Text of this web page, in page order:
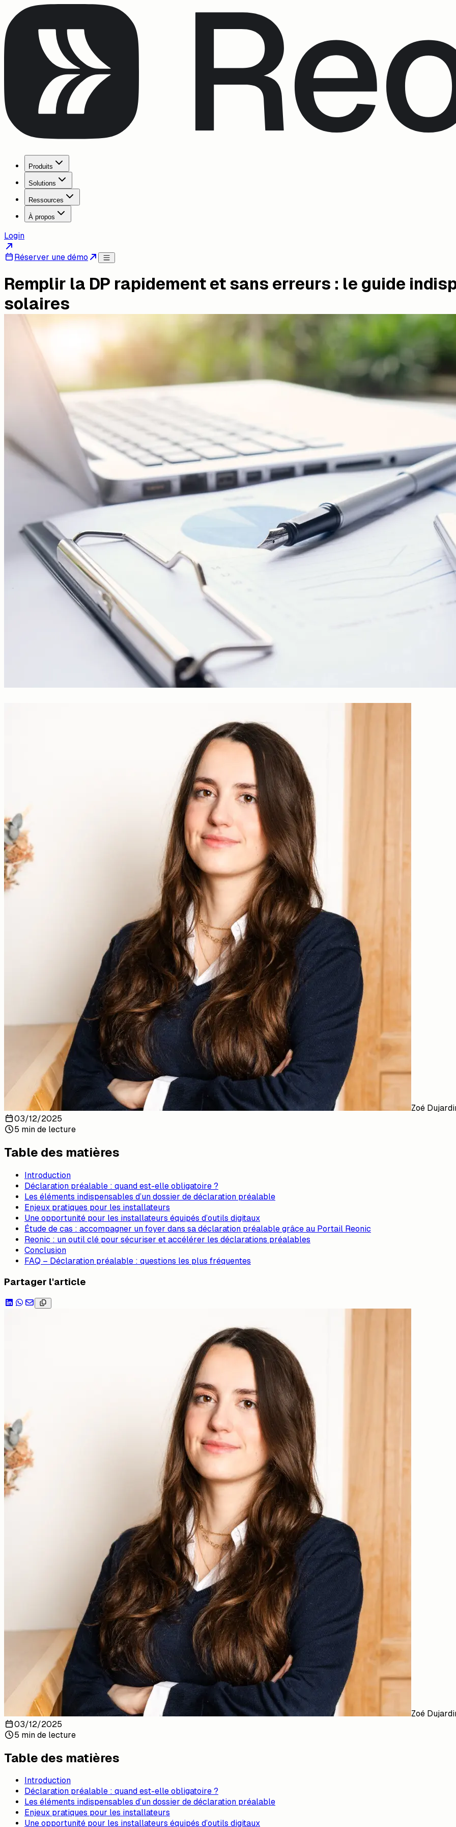
Produits
Solutions
Ressources
À propos
Login
Réserver une démo
Remplir la DP rapidement et sans erreurs : le guide
solaires
Zoé
03/12/2025
5 min de lecture
Table des matières
Introduction
Déclaration préalable : quand est-elle obligatoire ?
Les éléments indispensables d’un dossier de déclaration préalable
Enjeux pratiques pour les installateurs
Une opportunité pour les installateurs équipés d’outils digitaux
Étude de cas : accompagner un foyer dans sa déclaration préalable grâce au Portail Reonic
Reonic : un outil clé pour sécuriser et accélérer les déclarations préalables
Conclusion
FAQ – Déclaration préalable : questions les plus fréquentes
Partager l'article
Zoé
03/12/2025
5 min de lecture
Table des matières
Introduction
Déclaration préalable : quand est-elle obligatoire ?
Les éléments indispensables d’un dossier de déclaration préalable
Enjeux pratiques pour les installateurs
Une opportunité pour les installateurs équipés d’outils digitaux